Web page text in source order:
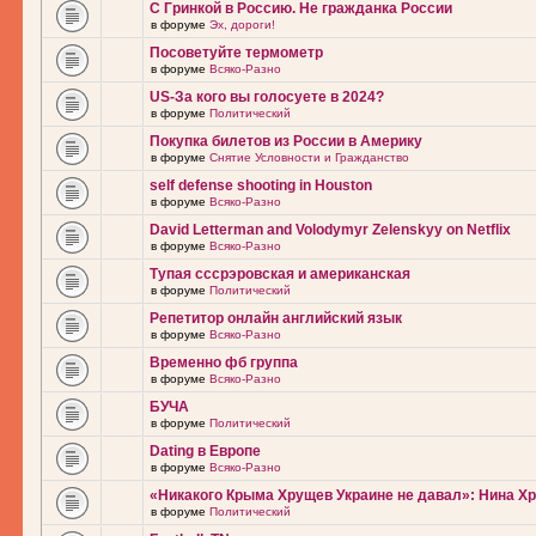
С Гринкой в Россию. Не гражданка России
в форуме Эх, дороги!
Посоветуйте термометр
в форуме Всяко-Разно
US-За кого вы голосуете в 2024?
в форуме Политический
Покупка билетов из России в Америку
в форуме Снятие Условности и Гражданство
self defense shooting in Houston
в форуме Всяко-Разно
David Letterman and Volodymyr Zelenskyy on Netflix
в форуме Всяко-Разно
Тупая сссрэровская и американская
в форуме Политический
Репетитор онлайн английский язык
в форуме Всяко-Разно
Временно фб группа
в форуме Всяко-Разно
БУЧА
в форуме Политический
Dating в Европе
в форуме Всяко-Разно
«Никакого Крыма Хрущев Украине не давал»: Нина
в форуме Политический